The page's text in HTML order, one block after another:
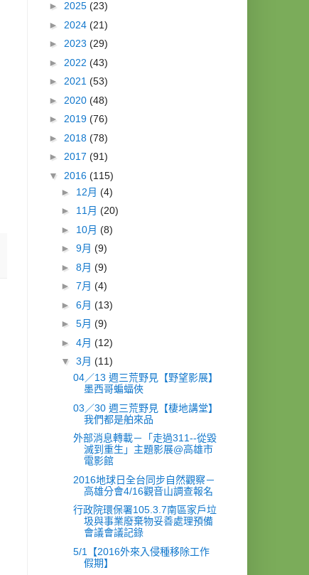
► 2025 (23)
► 2024 (21)
► 2023 (29)
► 2022 (43)
► 2021 (53)
► 2020 (48)
► 2019 (76)
► 2018 (78)
► 2017 (91)
▼ 2016 (115)
► 12月 (4)
► 11月 (20)
► 10月 (8)
► 9月 (9)
► 8月 (9)
► 7月 (4)
► 6月 (13)
► 5月 (9)
► 4月 (12)
▼ 3月 (11)
04／13 週三荒野見【野望影展】
墨西哥蝙蝠俠
03／30 週三荒野見【棲地講堂】
我們都是舶來品
外部消息轉載－「走過​311--從毀
滅到重生​」主題影展@高雄市
電影館
2016地球日全台同步自然觀察－
高雄分會4/16觀音山調查報名
行政院環保署105.3.7南區家戶垃
圾與事業廢棄物妥善處理預備
會議會議記錄
5/1【2016外來入侵種移除工作
假期】